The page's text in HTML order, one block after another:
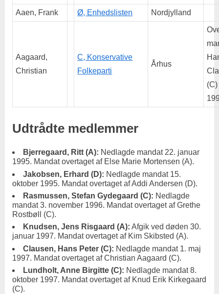
Aaen, Frank Ø, Enhedslisten Nordjylland
Aagaard,
Christian
C, Konservative
Folkeparti
Århus
Udtrådte medlemmer
Bjerregaard, Ritt (A): Nedlagde mandat 22. januar
1995. Mandat overtaget af Else Marie Mortensen (A).
Jakobsen, Erhard (D): Nedlagde mandat 15.
oktober 1995. Mandat overtaget af Addi Andersen (D).
Rasmussen, Stefan Gydegaard (C): Nedlagde
mandat 3. november 1996. Mandat overtaget af Grethe
Rostbøll (C).
Knudsen, Jens Risgaard (A): Afgik ved døden 30.
januar 1997. Mandat overtaget af Kim Skibsted (A).
Clausen, Hans Peter (C): Nedlagde mandat 1. maj
1997. Mandat overtaget af Christian Aagaard (C).
Lundholt, Anne Birgitte (C): Nedlagde mandat 8.
oktober 1997. Mandat overtaget af Knud Erik Kirkegaard
(C).